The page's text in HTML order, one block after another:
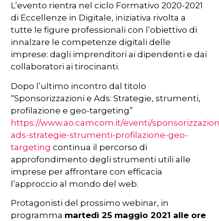
L’evento rientra nel ciclo Formativo 2020-2021
di Eccellenze in Digitale, iniziativa rivolta a
tutte le figure professionali con l’obiettivo di
innalzare le competenze digitali delle
imprese: dagli imprenditori ai dipendenti e dai
collaboratori ai tirocinanti.
Dopo l’ultimo incontro dal titolo
“Sponsorizzazioni e Ads: Strategie, strumenti,
profilazione e geo-targeting”
https://www.ao.camcom.it/eventi/
ads-strategie-strumenti-profilazione-geo-
targeting continua il percorso di
approfondimento degli strumenti utili alle
imprese per affrontare con efficacia
l’approccio al mondo del web.
Protagonisti del prossimo webinar, in
programma martedì 25 maggio 2021 alle ore